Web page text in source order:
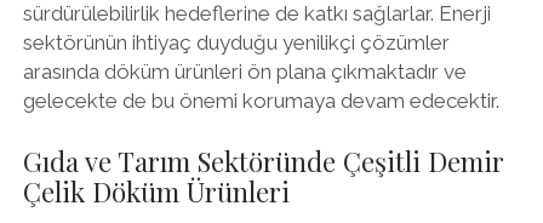
sürdürülebilirlik hedeflerine de katkı sağlarlar. Enerji
sektörünün ihtiyaç duyduğu yenilikçi çözümler
arasında döküm ürünleri ön plana çıkmaktadır ve
gelecekte de bu önemi korumaya devam edecektir.
Gıda ve Tarım Sektöründe Çeşitli Demir
Çelik Döküm Ürünleri